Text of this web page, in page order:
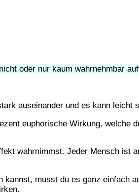
nicht oder nur kaum wahrnehmbar
auseinander und es kann leicht
euphorische Wirkung, welche
wahrnimmst. Jeder Mensch ist
kannst, musst du es ganz einfach